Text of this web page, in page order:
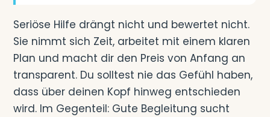
Seriöse Hilfe drängt nicht und bewertet nicht.
Sie nimmt sich Zeit, arbeitet mit einem klaren
Plan und macht dir den Preis von Anfang an
transparent. Du solltest nie das Gefühl haben,
dass über deinen Kopf hinweg entschieden
wird. Im Gegenteil: Gute Begleitung sucht